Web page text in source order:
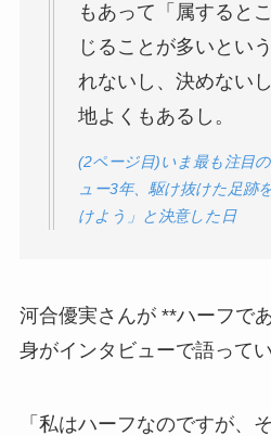
もあって「属すると
じることが多いとい
れないし、決めない
地よくもあるし。
(2ページ目)いま最も注目
ュー3年、駆け抜けた足跡
けよう」と決意した日
河合優実さんが **ハーフで
身がインタビューで語ってい
「私はハーフなのですが、